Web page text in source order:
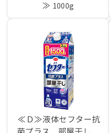
≫ 1000g
≪Ｄ≫液体セフター抗